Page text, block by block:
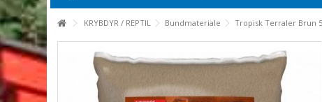
KRYBDYR / REPTIL Bundmateriale Tropisk Terraler Brun